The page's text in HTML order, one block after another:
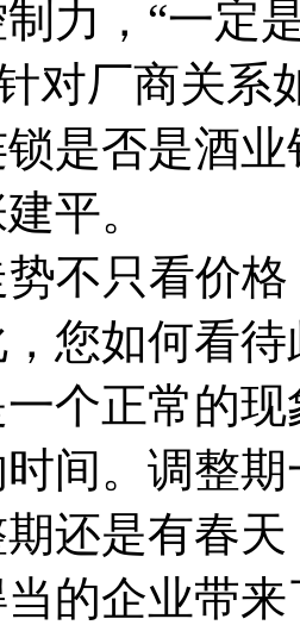
制力，“一定
对厂商关系
是否是酒
平。
不只看价格
您如何看
个正常的
间。调整
还是有春
的企业带